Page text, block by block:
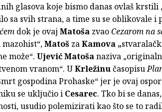
glasova koje bismo danas ovlaš krstili
sa svih strana, a time su se oblikovale i
dok je ovaj Matoša zvaoCezarom na
mazohist“,Matoš zaKamova „
može“. Ujević Matošanaziva
vranom“. UKrležinučasopisu
gospodina Prohaske“ jer je ovaj
se uključio i Cesarec. Tko bi se
usudio polemizirati kao što se to